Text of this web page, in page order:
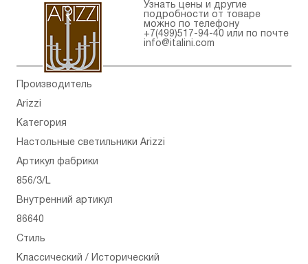
Узнать цены и другие
подробности от товаре
можно по телефону
+7(499)517-94-40 или по почте
info@italini.com
Производитель
Arizzi
Категория
Настольные светильники Arizzi
Артикул фабрики
856/3/L
Внутренний артикул
86640
Стиль
Классический / Исторический